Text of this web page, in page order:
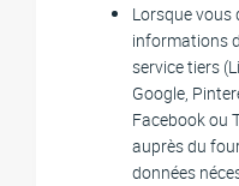
Lorsque vous
informations
service tiers
Google,
Facebook ou
auprès du
données